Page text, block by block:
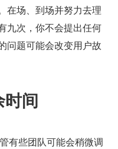
在场、到场并努力去理
九次，你不会提出任何
问题可能会改变用户故
间
有些团队可能会稍微调